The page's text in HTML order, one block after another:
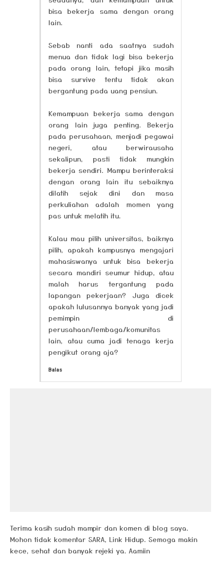
bisa bekerja sama dengan orang
lain.
Sebab nanti ada saatnya sudah
menua dan tidak lagi bisa bekerja
pada orang lain, tetapi jika masih
bisa survive tentu tidak akan
bergantung pada uang pensiun.
Kemampuan bekerja sama dengan
orang lain juga penting. Bekerja
pada perusahaan, menjadi pegawai
negeri, atau berwirausaha
sekalipun, pasti tidak mungkin
bekerja sendiri. Mampu berinteraksi
dengan orang lain itu sebaiknya
dilatih sejak dini dan masa
perkuliahan adalah momen yang
pas untuk melatih itu.
Kalau mau pilih universitas, baiknya
pilih, apakah kampusnya mengajari
mahasiswanya untuk bisa bekerja
secara mandiri seumur hidup, atau
malah harus tergantung pada
lapangan pekerjaan? Juga dicek
apakah lulusannya banyak yang jadi
pemimpin di
perusahaan/lembaga/komunitas
lain, atau cuma jadi tenaga kerja
pengikut orang aja?
Balas
Terima kasih sudah mampir dan komen di blog saya.
Mohon tidak komentar SARA, Link Hidup. Semoga makin
kece, sehat dan banyak rejeki ya. Aamiin